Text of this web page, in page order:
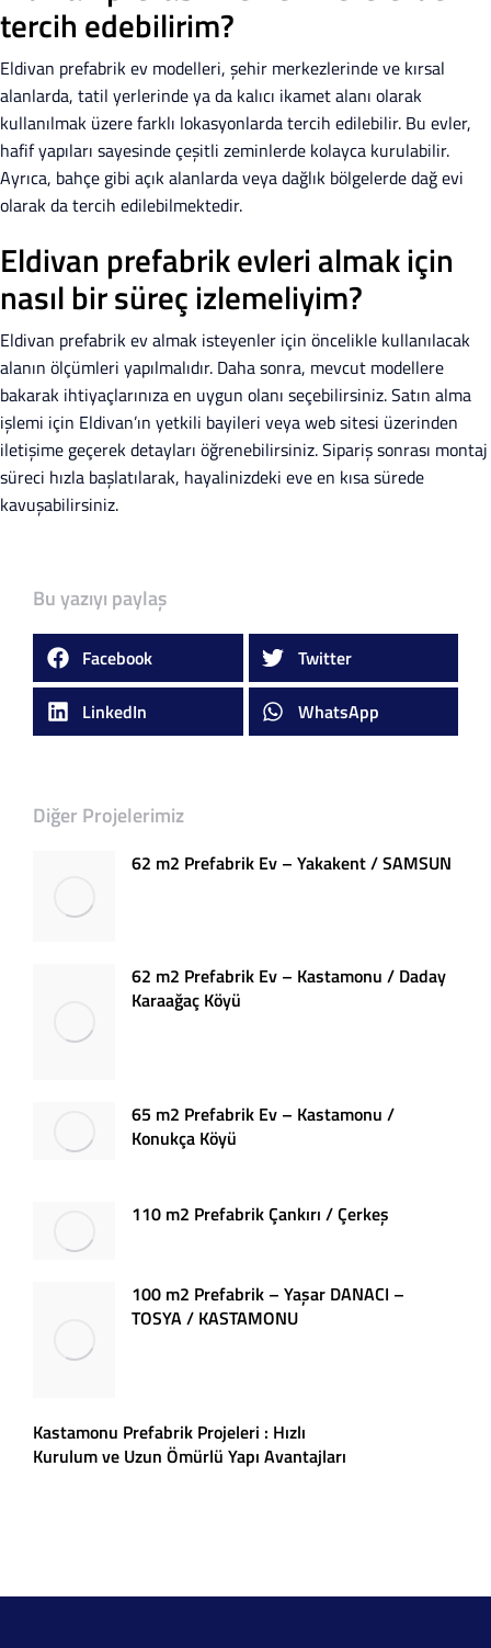
tercih edebilirim?
Eldivan prefabrik ev modelleri, şehir merkezlerinde ve kırsal
alanlarda, tatil yerlerinde ya da kalıcı ikamet alanı olarak
kullanılmak üzere farklı lokasyonlarda tercih edilebilir. Bu evler,
hafif yapıları sayesinde çeşitli zeminlerde kolayca kurulabilir.
Ayrıca, bahçe gibi açık alanlarda veya dağlık bölgelerde dağ evi
olarak da tercih edilebilmektedir.
Eldivan prefabrik evleri almak için
nasıl bir süreç izlemeliyim?
Eldivan prefabrik ev almak isteyenler için öncelikle kullanılacak
alanın ölçümleri yapılmalıdır. Daha sonra, mevcut modellere
bakarak ihtiyaçlarınıza en uygun olanı seçebilirsiniz. Satın alma
işlemi için Eldivan’ın yetkili bayileri veya web sitesi üzerinden
iletişime geçerek detayları öğrenebilirsiniz. Sipariş sonrası montaj
süreci hızla başlatılarak, hayalinizdeki eve en kısa sürede
kavuşabilirsiniz.
Bu yazıyı paylaş
Facebook Twitter
LinkedIn WhatsApp
Diğer Projelerimiz
62 m2 Prefabrik Ev – Yakakent / SAMSUN
62 m2 Prefabrik Ev – Kastamonu / Daday
Karaağaç Köyü
65 m2 Prefabrik Ev – Kastamonu /
Konukça Köyü
110 m2 Prefabrik Çankırı / Çerkeş
100 m2 Prefabrik – Yaşar DANACI –
TOSYA / KASTAMONU
Kastamonu Prefabrik Projeleri : Hızlı
Kurulum ve Uzun Ömürlü Yapı Avantajları